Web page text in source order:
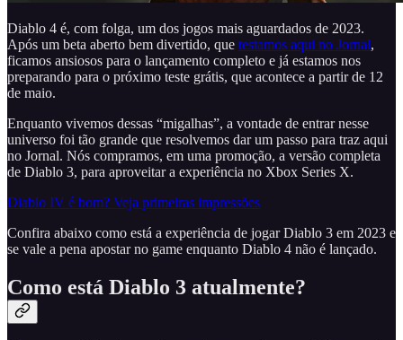
Diablo 4 é, com folga, um dos jogos mais aguardados de 2023.
Após um beta aberto bem divertido, que testamos aqui no Jornal,
ficamos ansiosos para o lançamento completo e já estamos nos
preparando para o próximo teste grátis, que acontece a partir de 12
de maio.
Enquanto vivemos dessas “migalhas”, a vontade de entrar nesse
universo foi tão grande que resolvemos dar um passo para traz aqui
no Jornal. Nós compramos, em uma promoção, a versão completa
de Diablo 3, para aproveitar a experiência no Xbox Series X.
Diablo IV é bom? Veja primeiras impressões
Confira abaixo como está a experiência de jogar Diablo 3 em 2023 e
se vale a pena apostar no game enquanto Diablo 4 não é lançado.
Como está Diablo 3 atualmente?